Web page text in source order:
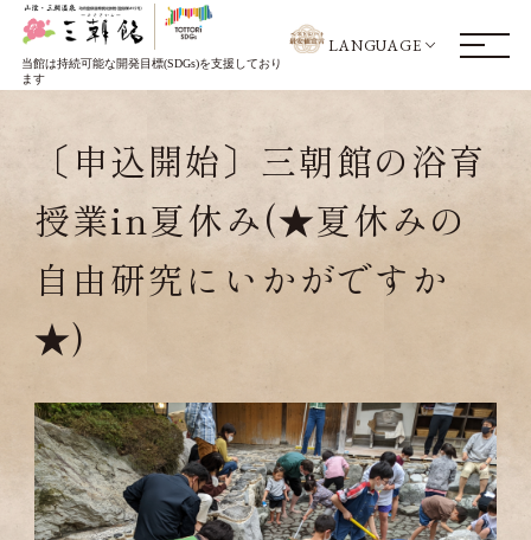
当館は持続可能な開発目標(SDGs)を支援しており
ます
LANGUAGE
〔申込開始〕三朝館の浴育
授業in夏休み(★夏休みの
自由研究にいかがですか
★)